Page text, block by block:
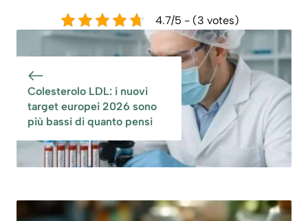
4.7/5 - (3 votes)
Colesterolo LDL: i nuovi
target europei 2026 sono
più bassi di quanto pensi